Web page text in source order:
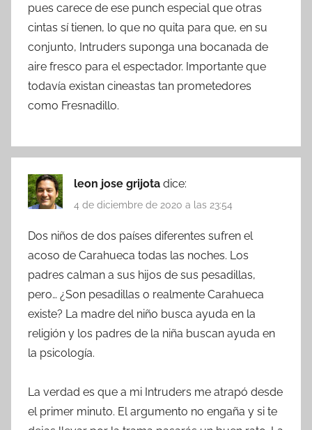
pues carece de ese punch especial que otras
cintas sí tienen, lo que no quita para que, en su
conjunto, Intruders suponga una bocanada de
aire fresco para el espectador. Importante que
todavía existan cineastas tan prometedores
como Fresnadillo.
leon jose grijota dice:
4 de diciembre de 2020 a las 23:54
Dos niños de dos países diferentes sufren el
acoso de Carahueca todas las noches. Los
padres calman a sus hijos de sus pesadillas,
pero… ¿Son pesadillas o realmente Carahueca
existe? La madre del niño busca ayuda en la
religión y los padres de la niña buscan ayuda en
la psicología.
La verdad es que a mi Intruders me atrapó desde
el primer minuto. El argumento no engaña y si te